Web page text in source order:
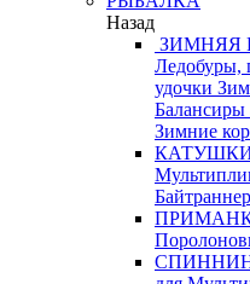
Назад
ЗИМНЯЯ
Ледобуры,
удочки
Балансиры
Зимние